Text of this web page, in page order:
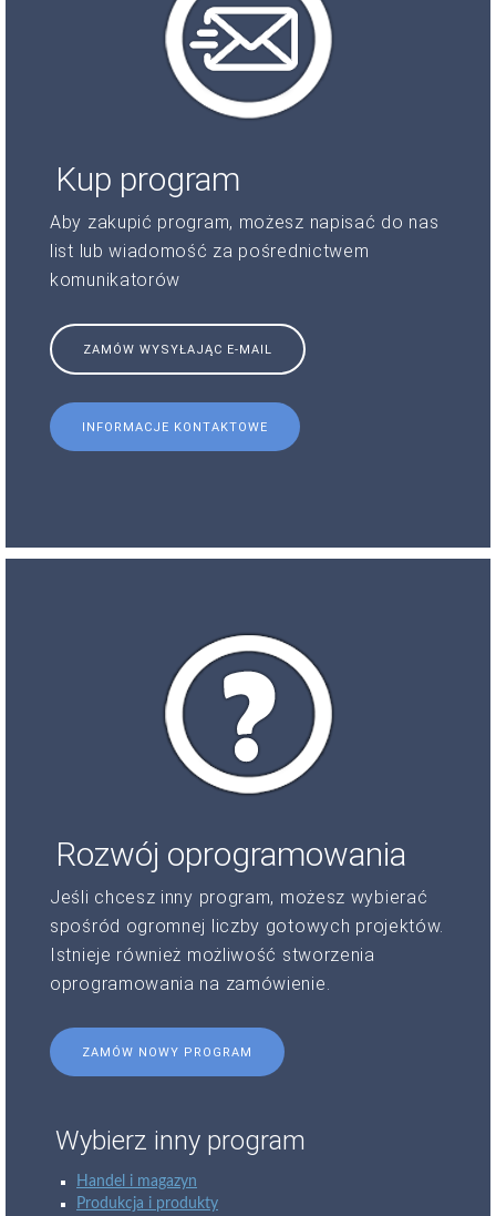
Kup program
Aby zakupić program, możesz napisać do nas
list lub wiadomość za pośrednictwem
komunikatorów
ZAMÓW WYSYŁAJĄC E-MAIL
INFORMACJE KONTAKTOWE
Rozwój oprogramowania
Jeśli chcesz inny program, możesz wybierać
spośród ogromnej liczby gotowych projektów.
Istnieje również możliwość stworzenia
oprogramowania na zamówienie.
ZAMÓW NOWY PROGRAM
Wybierz inny program
Handel i magazyn
Produkcja i produkty